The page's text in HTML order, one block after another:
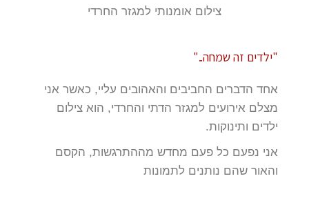
צילום אומנותי למגזר החרדי
"ילדים זה שמחה.."
אחד הדברים החביבים והאהובים עליי, כאשר אני
מצלם אירועים למגזר הדתי והחרדי, הוא צילום
ילדים ותינוקות.
אני נפעם כל פעם מחדש מההתרגשות, הקסם
והאור שהם נותנים לתמונות